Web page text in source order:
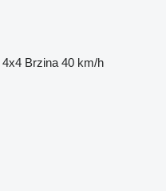
4x4 Brzina 40 km/h